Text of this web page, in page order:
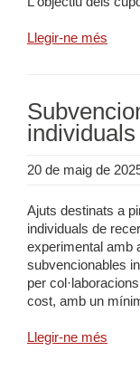
Llegir-ne més
20 de maig de
Ajuts destinats a
individuals de
experimental amb
subvencionables
per
cost, amb un
Llegir-ne més